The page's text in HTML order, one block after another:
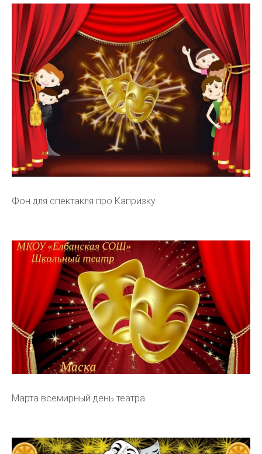
Фон для спектакля про Капризку
Марта всемирный день театра